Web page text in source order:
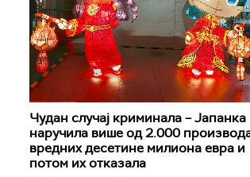
Чудан случај криминала – Јапанка
наручила више од 2.000
вредних десетине милиона евра и
потом их отказала